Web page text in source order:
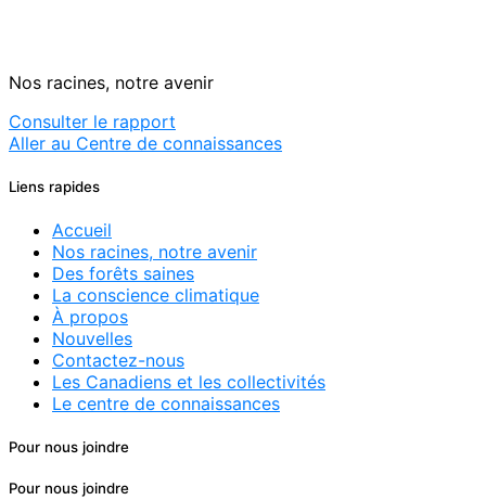
Nos racines, notre avenir
Consulter le rapport
Aller au Centre de connaissances
Liens rapides
Accueil
Nos racines, notre avenir
Des forêts saines
La conscience climatique
À propos
Nouvelles
Contactez-nous
Les Canadiens et les collectivités
Le centre de connaissances
Pour nous joindre
Pour nous joindre